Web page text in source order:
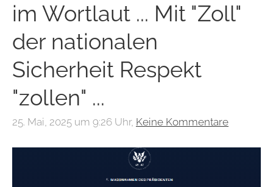
im Wortlaut ... Mit "Zoll"
der nationalen
Sicherheit Respekt
"zollen" ...
25. Mai, 2025 um 9:26 Uhr, Keine Kommentare